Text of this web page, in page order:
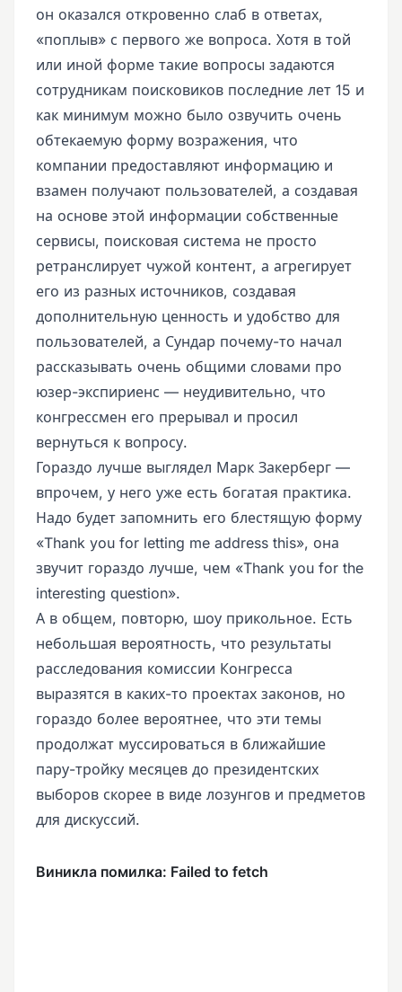
он оказался откровенно слаб в ответах,
«поплыв» с первого же вопроса. Хотя в той
или иной форме такие вопросы задаются
сотрудникам поисковиков последние лет 15 и
как минимум можно было озвучить очень
обтекаемую форму возражения, что
компании предоставляют информацию и
взамен получают пользователей, а создавая
на основе этой информации собственные
сервисы, поисковая система не просто
ретранслирует чужой контент, а агрегирует
его из разных источников, создавая
дополнительную ценность и удобство для
пользователей, а Сундар почему-то начал
рассказывать очень общими словами про
юзер-экспириенс — неудивительно, что
конгрессмен его прерывал и просил
вернуться к вопросу.
Гораздо лучше выглядел Марк Закерберг —
впрочем, у него уже есть богатая практика.
Надо будет запомнить его блестящую форму
«Thank you for letting me address this», она
звучит гораздо лучше, чем «Thank you for the
interesting question».
А в общем, повторю, шоу прикольное. Есть
небольшая вероятность, что результаты
расследования комиссии Конгресса
выразятся в каких-то проектах законов, но
гораздо более вероятнее, что эти темы
продолжат муссироваться в ближайшие
пару-тройку месяцев до президентских
выборов скорее в виде лозунгов и предметов
для дискуссий.